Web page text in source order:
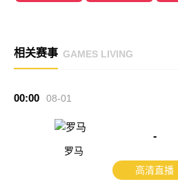
相关赛事 GAMES LIVING
00:00 08-01
罗马
-
高清直播